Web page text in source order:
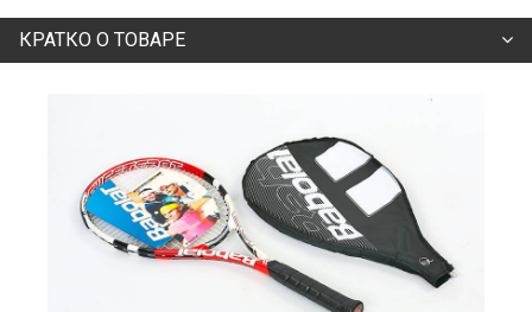
Единоборства
Наградная атрибутика
Спортивные Залы
КРАТКО О ТОВАРЕ